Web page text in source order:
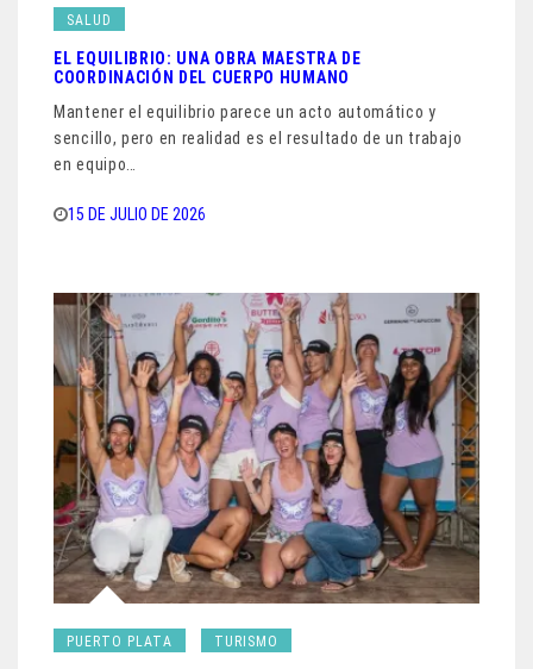
SALUD
EL EQUILIBRIO: UNA OBRA MAESTRA DE
COORDINACIÓN DEL CUERPO HUMANO
Mantener el equilibrio parece un acto automático y
sencillo, pero en realidad es el resultado de un trabajo
en equipo…
15 DE JULIO DE 2026
PUERTO PLATA TURISMO